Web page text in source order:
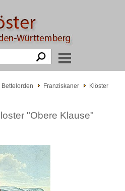
Bettelorden Franziskaner
Klöster
"Obere Klause"